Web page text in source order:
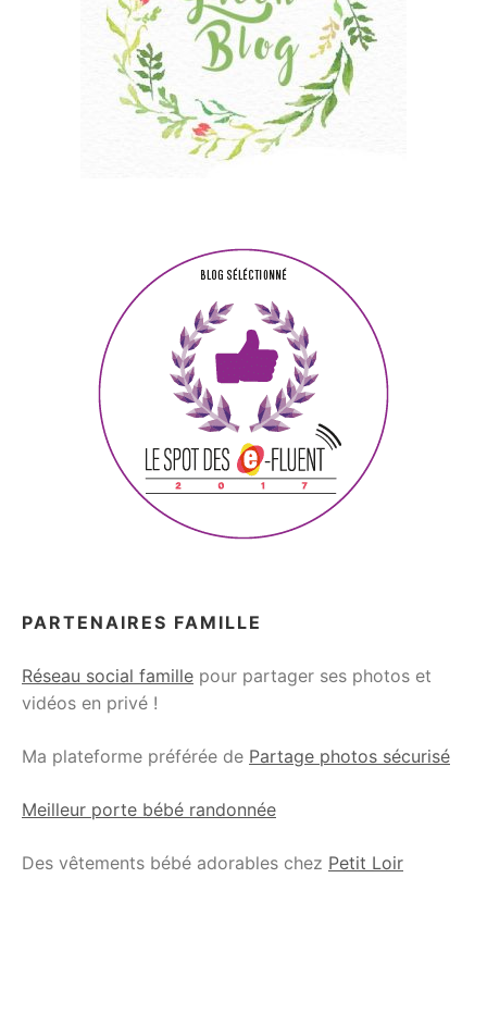
PARTENAIRES FAMILLE
Réseau social famille pour partager ses photos et
vidéos en privé !
Ma plateforme préférée de Partage photos sécurisé
Meilleur porte bébé randonnée
Des vêtements bébé adorables chez Petit Loir